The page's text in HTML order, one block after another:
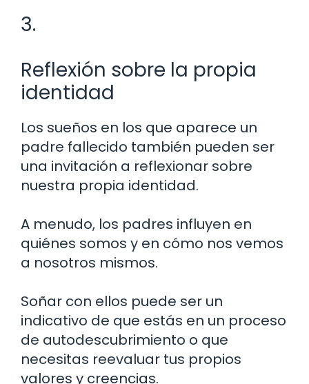
3.
Reflexión sobre la propia
identidad
Los sueños en los que aparece un
padre fallecido también pueden ser
una invitación a reflexionar sobre
nuestra propia identidad.
A menudo, los padres influyen en
quiénes somos y en cómo nos vemos
a nosotros mismos.
Soñar con ellos puede ser un
indicativo de que estás en un proceso
de autodescubrimiento o que
necesitas reevaluar tus propios
valores y creencias.